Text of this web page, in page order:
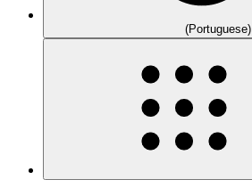
(Portuguese)